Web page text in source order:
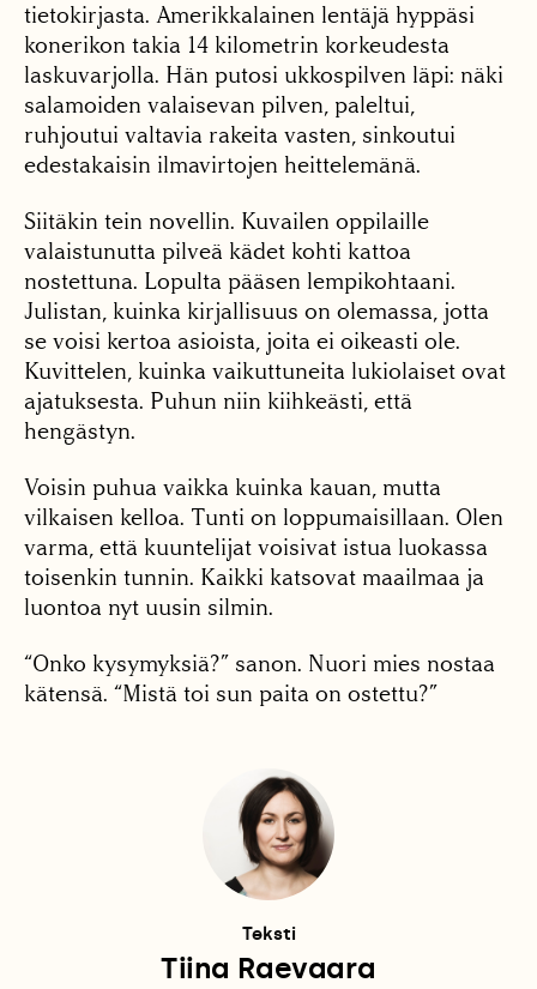
tietokirjasta. Amerikkalainen lentäjä hyppäsi
konerikon takia 14 kilometrin korkeudesta
laskuvarjolla. Hän putosi ukkospilven läpi: näki
salamoiden valaisevan pilven, paleltui,
ruhjoutui valtavia rakeita vasten, sinkoutui
edestakaisin ilmavirtojen heittelemänä.
Siitäkin tein novellin. Kuvailen oppilaille
valaistunutta pilveä kädet kohti kattoa
nostettuna. Lopulta pääsen lempikohtaani.
Julistan, kuinka kirjallisuus on olemassa, jotta
se voisi kertoa asioista, joita ei oikeasti ole.
Kuvittelen, kuinka vaikuttuneita lukiolaiset ovat
ajatuksesta. Puhun niin kiihkeästi, että
hengästyn.
Voisin puhua vaikka kuinka kauan, mutta
vilkaisen kelloa. Tunti on loppumaisillaan. Olen
varma, että kuuntelijat voisivat istua luokassa
toisenkin tunnin. Kaikki katsovat maailmaa ja
luontoa nyt uusin silmin.
“Onko kysymyksiä?” sanon. Nuori mies nostaa
kätensä. “Mistä toi sun paita on ostettu?”
Teksti
Tiina Raevaara